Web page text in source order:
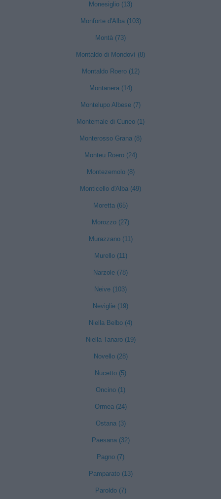
Monesiglio (13)
Monforte d'Alba (103)
Montà (73)
Montaldo di Mondovì (8)
Montaldo Roero (12)
Montanera (14)
Montelupo Albese (7)
Montemale di Cuneo (1)
Monterosso Grana (8)
Monteu Roero (24)
Montezemolo (8)
Monticello d'Alba (49)
Moretta (65)
Morozzo (27)
Murazzano (11)
Murello (11)
Narzole (78)
Neive (103)
Neviglie (19)
Niella Belbo (4)
Niella Tanaro (19)
Novello (28)
Nucetto (5)
Oncino (1)
Ormea (24)
Ostana (3)
Paesana (32)
Pagno (7)
Pamparato (13)
Paroldo (7)